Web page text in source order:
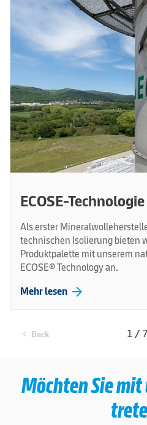
ECOSE-Technologie
Als erster
technischen Isolierung bieten
Produktpalette mit unserem
ECOSE® Technology an.
Mehr lesen arrow_forward
chevron_left Back 1 / 7
Möchten Sie